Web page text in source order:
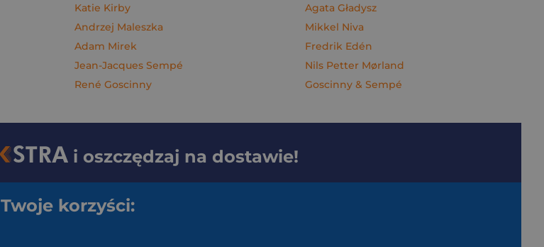
Katie Kirby
Andrzej Maleszka
Adam Mirek
Jean-Jacques Sempé
René Goscinny
Agata Gładysz
Mikkel Niva
Fredrik Edén
Nils Petter Mørland
Goscinny & Sempé
i oszczędzaj na dostawie!
Twoje korzyści: